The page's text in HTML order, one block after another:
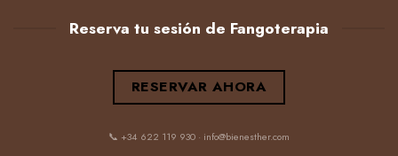
Reserva tu sesión de Fangoterapia
RESERVAR AHORA
📞 +34 622 119 930 · info@bienesther.com